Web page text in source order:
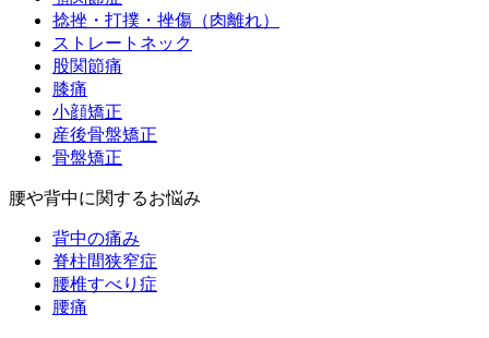
捻挫・打撲・挫傷（肉離れ）
ストレートネック
股関節痛
膝痛
小顔矯正
産後骨盤矯正
骨盤矯正
腰や背中に関するお悩み
背中の痛み
脊柱間狭窄症
腰椎すべり症
腰痛